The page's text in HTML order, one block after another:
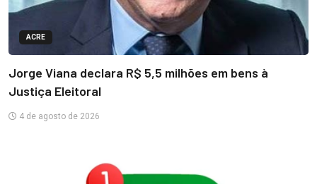
ACRE
Jorge Viana declara R$ 5,5 milhões em bens à
Justiça Eleitoral
4 de agosto de 2026